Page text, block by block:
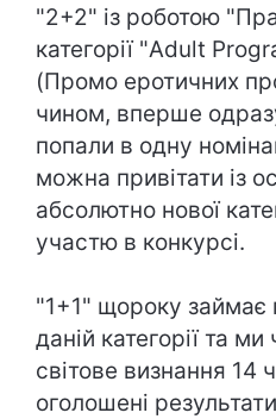
"2+2" із роботою
категорії "Adult
(Промо еротичних
чином, вперше
попали в одну
можна привітати із
абсолютно нової
участю в конкурсі.
"1+1" щороку займає
даній категорії та
світове визнання 14
оголошені